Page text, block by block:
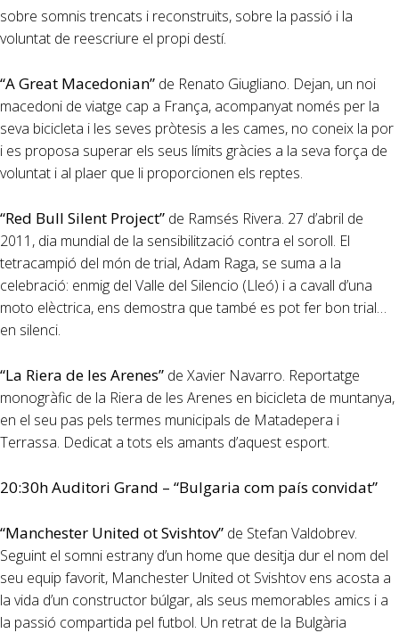
sobre somnis trencats i reconstruïts, sobre la passió i la
voluntat de reescriure el propi destí.
“A Great Macedonian” de Renato Giugliano. Dejan, un noi
macedoni de viatge cap a França, acompanyat només per la
seva bicicleta i les seves pròtesis a les cames, no coneix la por
i es proposa superar els seus límits gràcies a la seva força de
voluntat i al plaer que li proporcionen els reptes.
“Red Bull Silent Project” de Ramsés Rivera. 27 d’abril de
2011, dia mundial de la sensibilització contra el soroll. El
tetracampió del món de trial, Adam Raga, se suma a la
celebració: enmig del Valle del Silencio (Lleó) i a cavall d’una
moto elèctrica, ens demostra que també es pot fer bon trial…
en silenci.
“La Riera de les Arenes” de Xavier Navarro. Reportatge
monogràfic de la Riera de les Arenes en bicicleta de muntanya,
en el seu pas pels termes municipals de Matadepera i
Terrassa. Dedicat a tots els amants d’aquest esport.
20:30h Auditori Grand – “Bulgaria com país convidat”
“Manchester United ot Svishtov” de Stefan Valdobrev.
Seguint el somni estrany d’un home que desitja dur el nom del
seu equip favorit, Manchester United ot Svishtov ens acosta a
la vida d’un constructor búlgar, als seus memorables amics i a
la passió compartida pel futbol. Un retrat de la Bulgària